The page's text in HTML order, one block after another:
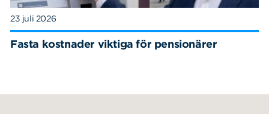
23 juli 2026
Fasta kostnader viktiga för pensionärer